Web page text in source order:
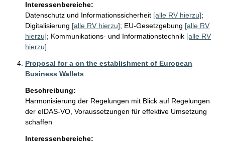
Interessenbereiche:
Datenschutz und Informationssicherheit [alle RV hierzu];
Digitalisierung [alle RV hierzu]; EU-Gesetzgebung [alle RV
hierzu]; Kommunikations- und Informationstechnik [alle RV
hierzu]
Proposal for a on the establishment of European
Business Wallets
Beschreibung:
Harmonisierung der Regelungen mit Blick auf Regelungen
der eIDAS-VO, Voraussetzungen für effektive Umsetzung
schaffen
Interessenbereiche: